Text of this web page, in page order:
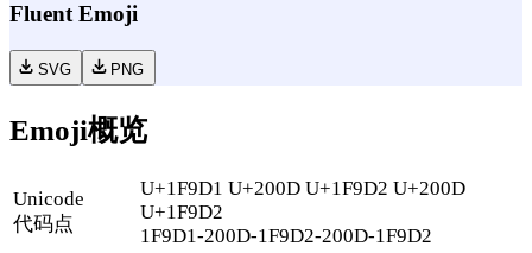
Fluent Emoji
SVG PNG
Emoji概览
Unicode
代码点
U+1F9D1 U+200D U+1F9D2 U+200D
U+1F9D2
1F9D1-200D-1F9D2-200D-1F9D2